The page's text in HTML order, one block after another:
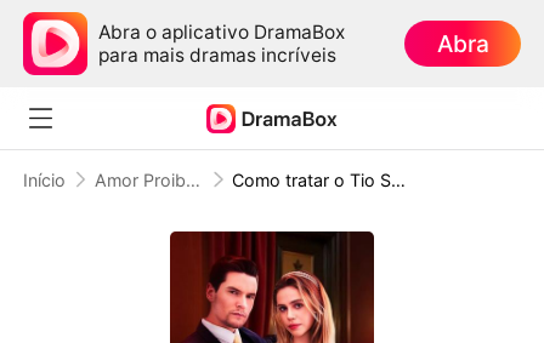
Abra o aplicativo DramaBox
para mais dramas incríveis
Abra
Início Amor Proibido Como tratar o Tio Selvagem do Ex